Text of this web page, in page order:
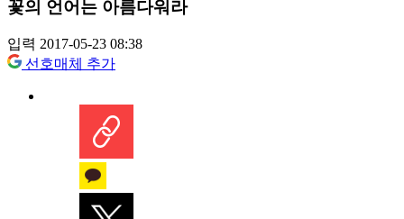
꽃의 언어는 아름다워라
입력 2017-05-23 08:38
선호매체 추가